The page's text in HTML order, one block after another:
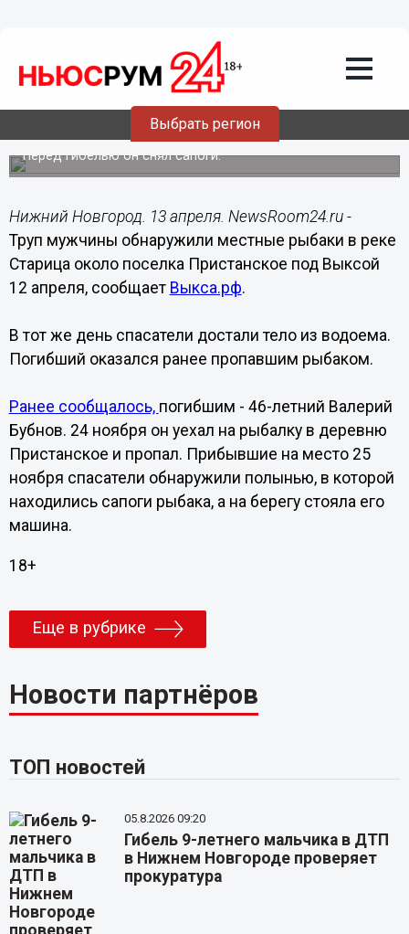
Выбрать регион
Тело пропавшего в прошлом году
рыбака всплыло на поверхность реки
Старица в Выксе
Перед гибелью он снял сапоги.
Нижний Новгород. 13 апреля. NewsRoom24.ru -
Труп мужчины обнаружили местные рыбаки в реке
Старица около поселка Пристанское под Выксой
12 апреля, сообщает Выкса.рф.
В тот же день спасатели достали тело из водоема.
Погибший оказался ранее пропавшим рыбаком.
Ранее сообщалось, погибшим - 46-летний Валерий
Бубнов. 24 ноября он уехал на рыбалку в деревню
Пристанское и пропал. Прибывшие на место 25
ноября спасатели обнаружили полынью, в которой
находились сапоги рыбака, а на берегу стояла его
машина.
18+
Еще в рубрике
Новости партнёров
ТОП новостей
05.8.2026 09:20
Гибель 9-летнего мальчика в ДТП
в Нижнем Новгороде проверяет
прокуратура